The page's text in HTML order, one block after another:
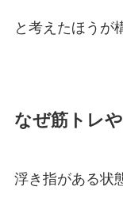
と考えたほうが
なぜ筋トレ
浮き指がある状